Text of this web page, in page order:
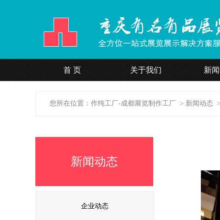
24H团体服装定制直线
15308188287首 页 关于我们 新
您所在位置： 作纯工厂-成都展览制作工厂 > 新闻动态
新闻动态
企业动态